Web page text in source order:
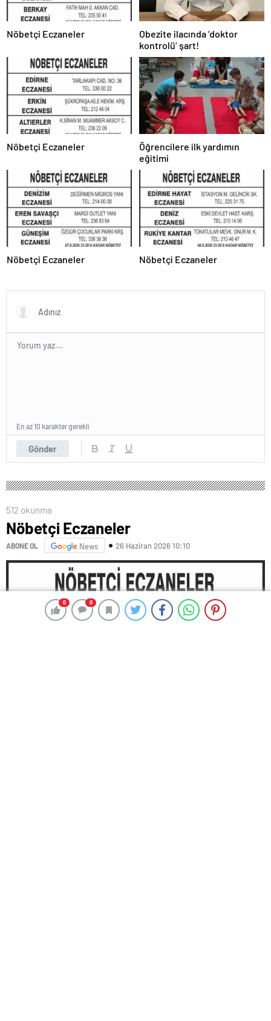
0 0
Nöbetçi Eczaneler
Obezite ilacında ‘doktor
kontrolü’ şart!
Nöbetçi Eczaneler
Öğrencilere ilk yardımın
eğitimi
Nöbetçi Eczaneler Nöbetçi Eczaneler
Gönder
En az 10 karakter gerekli
512 okunma
Nöbetçi Eczaneler
ABONE OL News 26 Haziran 2026 10:10
0 0